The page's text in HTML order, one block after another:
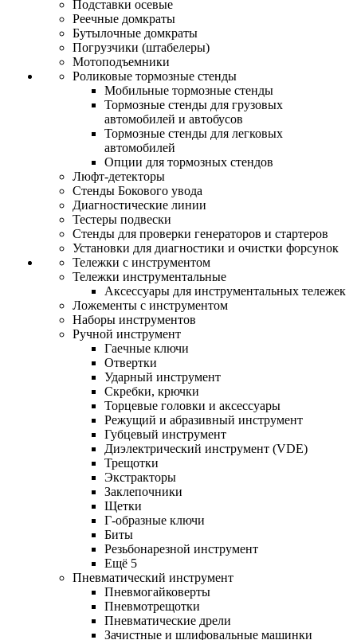
Подставки осевые
Реечные домкраты
Бутылочные домкраты
Погрузчики (штабелеры)
Мотоподъемники
Роликовые тормозные стенды
Мобильные тормозные стенды
Тормозные стенды для грузовых
автомобилей и автобусов
Тормозные стенды для легковых
автомобилей
Опции для тормозных стендов
Люфт-детекторы
Стенды Бокового увода
Диагностические линии
Тестеры подвески
Стенды для проверки генераторов и стартеров
Установки для диагностики и очистки форсунок
Тележки с инструментом
Тележки инструментальные
Аксессуары для инструментальных тележек
Ложементы с инструментом
Наборы инструментов
Ручной инструмент
Гаечные ключи
Отвертки
Ударный инструмент
Скребки, крючки
Торцевые головки и аксессуары
Режущий и абразивный инструмент
Губцевый инструмент
Диэлектрический инструмент (VDE)
Трещотки
Экстракторы
Заклепочники
Щетки
Г-образные ключи
Биты
Резьбонарезной инструмент
Ещё 5
Пневматический инструмент
Пневмогайковерты
Пневмотрещотки
Пневматические дрели
Зачистные и шлифовальные машинки